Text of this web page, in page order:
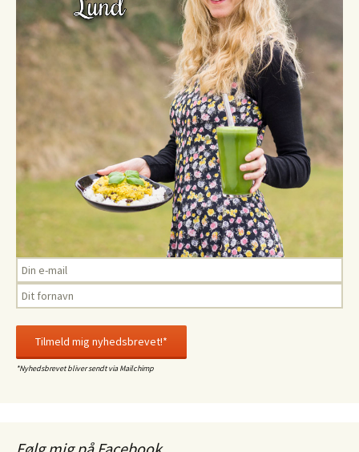
*Nyhedsbrevet bliver sendt via Mailchimp